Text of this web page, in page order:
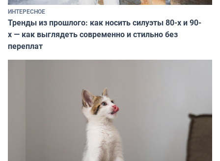
ИНТЕРЕСНОЕ
Тренды из прошлого: как носить силуэты 80-х и 90-
х — как выглядеть современно и стильно без
переплат